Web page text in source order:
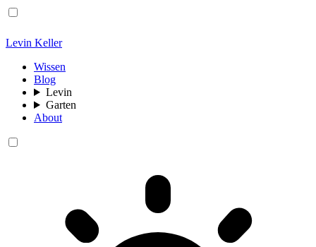
Levin Keller
Wissen
Blog
Levin
Garten
About